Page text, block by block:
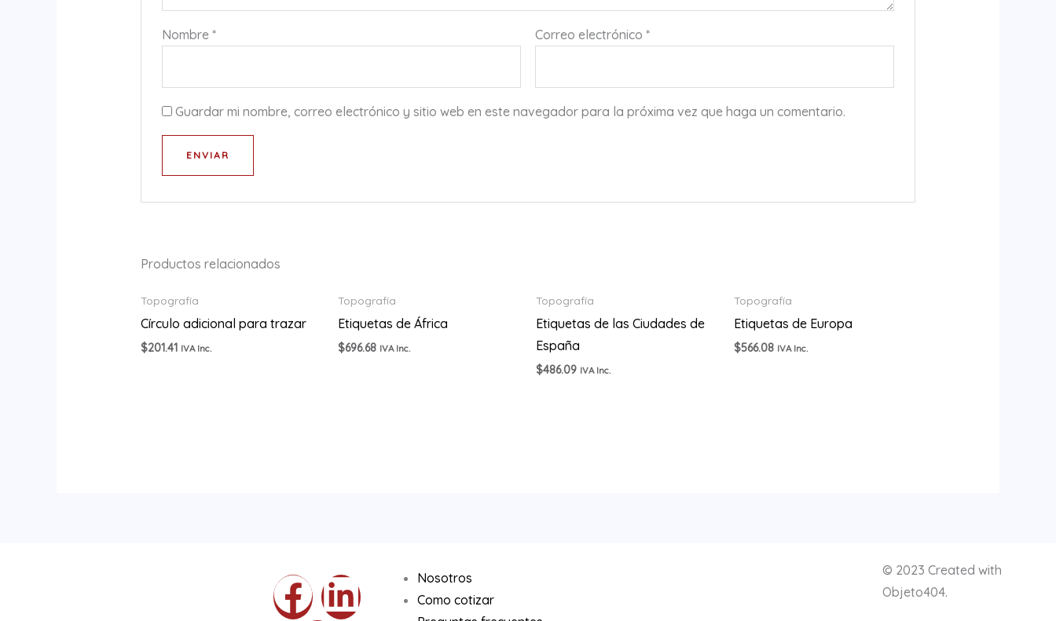
Nombre* Correo electrónico*
Guardar mi nombre, correo electrónico y sitio web en este navegador para la próxima vez que haga un comentario.
Productos relacionados
Topografía
Círculo adicional para trazar
$201.41 IVA Inc.
Topografía
Etiquetas de África
$696.68 IVA Inc.
Topografía
Etiquetas de las Ciudades de
España
$486.09 IVA Inc.
Topografía
Etiquetas de Europa
$566.08 IVA Inc.
F L
I
Nosotros
Como cotizar
© 2023 Created with
Objeto404.